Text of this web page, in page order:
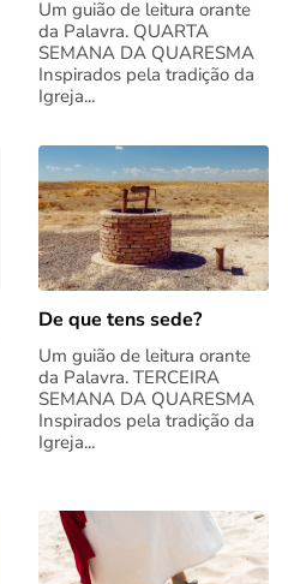
Um guião de leitura orante
da Palavra. QUARTA
SEMANA DA QUARESMA
Inspirados pela tradição da
Igreja...
De que tens sede?
Um guião de leitura orante
da Palavra. TERCEIRA
SEMANA DA QUARESMA
Inspirados pela tradição da
Igreja...